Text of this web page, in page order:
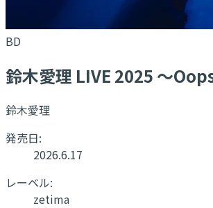
BD
鈴木愛理 LIVE 2025 ～
鈴木愛理
発売日:
2026.6.17
レーベル:
zetima